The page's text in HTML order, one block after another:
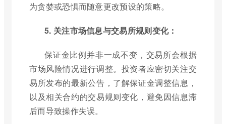
为贪婪或恐惧而随意更改预设的策略。
5. 关注市场信息与交易所规则变化：
保证金比例并非一成不变，交易所会根据
市场风险情况进行调整。投资者应密切关注交
易所发布的最新公告，了解保证金调整信息，
以及相关合约的交易规则变化，避免因信息滞
后而导致操作失误。